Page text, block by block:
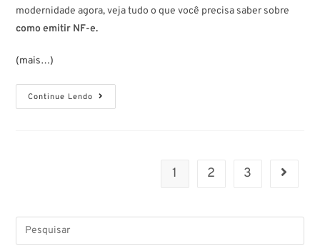
modernidade agora, veja tudo o que você precisa saber sobre
como emitir NF-e.
(mais…)
Continue Lendo
1 2 3